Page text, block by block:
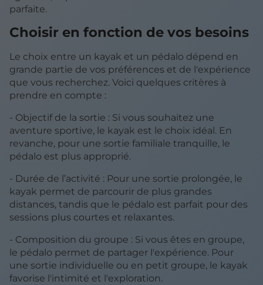
parfaite.
Choisir en fonction de vos besoins
Le choix entre un kayak et un pédalo dépend en
grande partie de vos préférences et de l'expérience
que vous recherchez. Voici quelques critères à
prendre en compte :
- Objectif de la sortie : Si vous souhaitez une
aventure sportive, le kayak est le choix idéal. En
revanche, pour une sortie familiale tranquille, le
pédalo est plus approprié.
- Durée de l’activité : Pour une sortie prolongée, le
kayak permet de parcourir de plus grandes
distances, tandis que le pédalo est parfait pour des
sessions plus courtes et relaxantes.
- Composition du groupe : Si vous êtes en groupe,
le pédalo permet de partager l'expérience. Pour
une sortie individuelle ou en petit groupe, le kayak
favorise l'intimité et l'exploration.